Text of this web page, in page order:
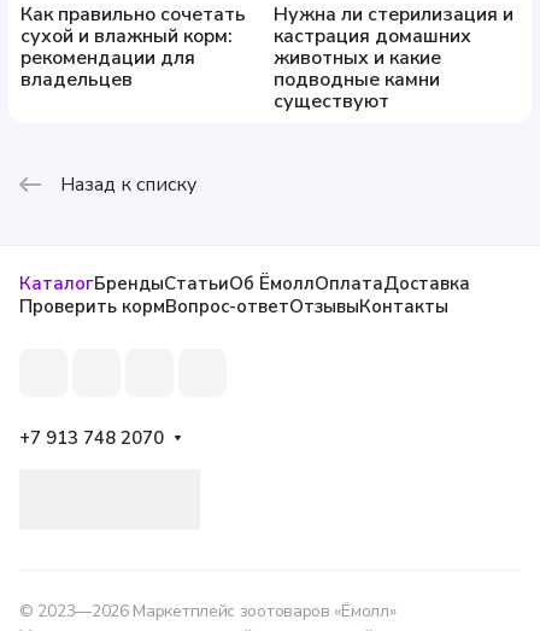
Как правильно сочетать
сухой и влажный корм:
рекомендации для
владельцев
Нужна ли стерилизация и
кастрация домашних
животных и какие
подводные камни
существуют
Назад к списку
КаталогБрендыСтатьиОб ЁмоллОплатаДоставка
Проверить кормВопрос-ответОтзывыКонтакты
+7 913 748 2070
© 2023—2026 Маркетплейс зоотоваров «Ёмолл»